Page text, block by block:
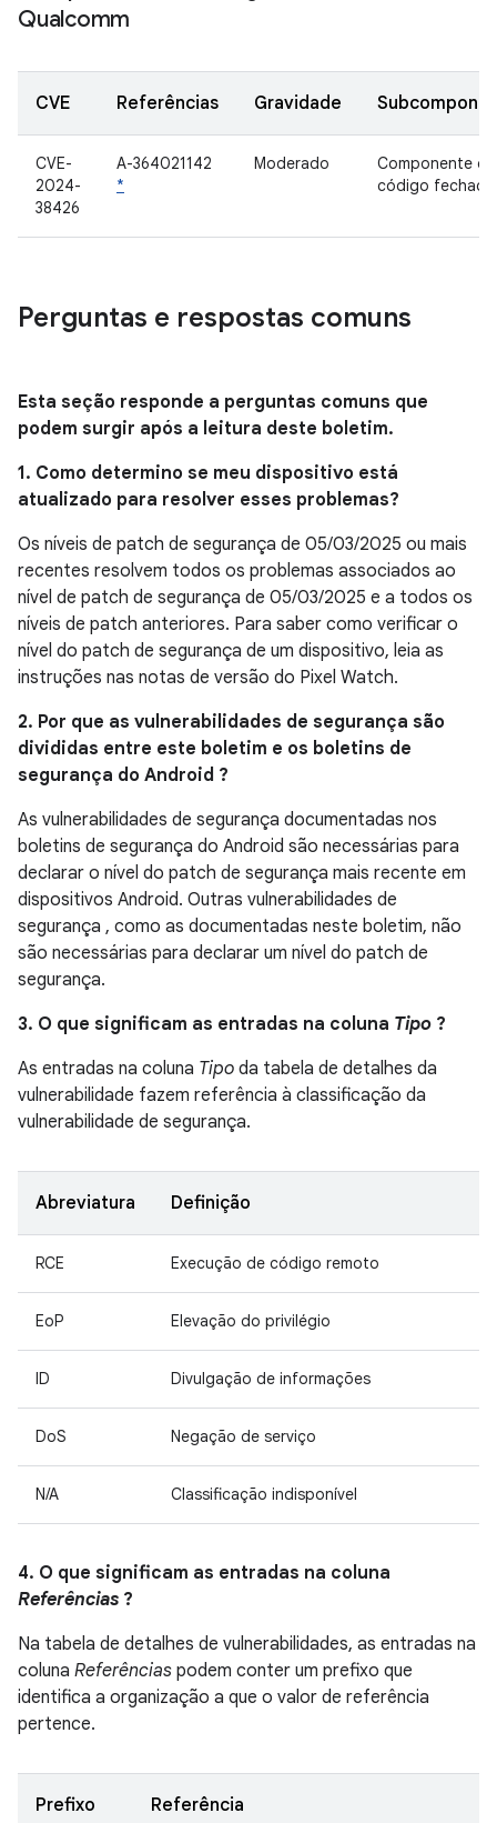
Qualcomm
CVE Referências Gravidade
CVE-
2024-
38426
A-364021142
*
Moderado
Componente de
código fechado
Perguntas e respostas comuns
Esta seção responde a perguntas comuns que
podem surgir após a leitura deste boletim.
1. Como determino se meu dispositivo está
atualizado para resolver esses problemas?
Os níveis de patch de segurança de 05/03/2025 ou mais
recentes resolvem todos os problemas associados ao
nível de patch de segurança de 05/03/2025 e a todos os
níveis de patch anteriores. Para saber como verificar o
nível do patch de segurança de um dispositivo, leia as
instruções nas notas de versão do Pixel Watch.
2. Por que as vulnerabilidades de segurança são
divididas entre este boletim e os boletins de
segurança do Android ?
As vulnerabilidades de segurança documentadas nos
boletins de segurança do Android são necessárias para
declarar o nível do patch de segurança mais recente em
dispositivos Android. Outras vulnerabilidades de
segurança , como as documentadas neste boletim, não
são necessárias para declarar um nível do patch de
segurança.
3. O que significam as entradas na coluna Tipo ?
As entradas na coluna Tipo da tabela de detalhes da
vulnerabilidade fazem referência à classificação da
vulnerabilidade de segurança.
Abreviatura Definição
RCE Execução de código remoto
EoP Elevação do privilégio
ID Divulgação de informações
DoS Negação de serviço
N/A Classificação indisponível
4. O que significam as entradas na coluna
Referências ?
Na tabela de detalhes de vulnerabilidades, as entradas na
coluna Referências podem conter um prefixo que
identifica a organização a que o valor de referência
pertence.
Prefixo Referência